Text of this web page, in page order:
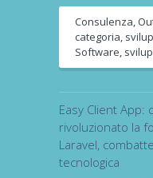
Consulenza,
categoria,
Software,
Easy Client App:
rivoluzionato la
Laravel,
tecnologica